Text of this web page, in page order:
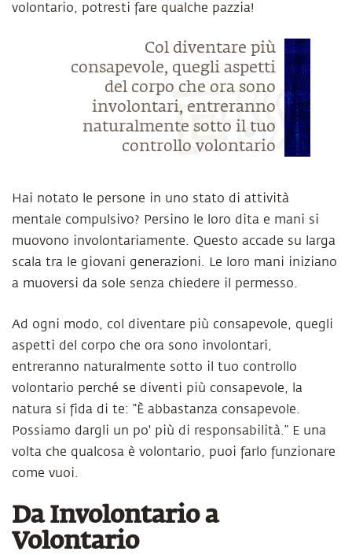
volontario, potresti fare qualche pazzia!
Col diventare più
consapevole, quegli aspetti
del corpo che ora sono
involontari, entreranno
naturalmente sotto il tuo
controllo volontario
Hai notato le persone in uno stato di attività
mentale compulsivo? Persino le loro dita e mani si
muovono involontariamente. Questo accade su larga
scala tra le giovani generazioni. Le loro mani iniziano
a muoversi da sole senza chiedere il permesso.
Ad ogni modo, col diventare più consapevole, quegli
aspetti del corpo che ora sono involontari,
entreranno naturalmente sotto il tuo controllo
volontario perché se diventi più consapevole, la
natura si fida di te: “È abbastanza consapevole.
Possiamo dargli un po' più di responsabilità.” E una
volta che qualcosa è volontario, puoi farlo funzionare
come vuoi.
Da Involontario a
Volontario